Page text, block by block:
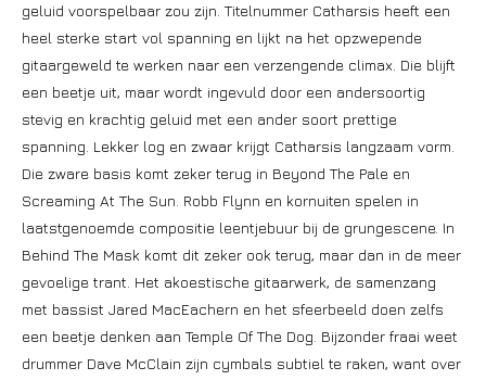
geluid voorspelbaar zou zijn. Titelnummer Catharsis heeft een
heel sterke start vol spanning en lijkt na het opzwepende
gitaargeweld te werken naar een verzengende climax. Die blijft
een beetje uit, maar wordt ingevuld door een andersoortig
stevig en krachtig geluid met een ander soort prettige
spanning. Lekker log en zwaar krijgt Catharsis langzaam vorm.
Die zware basis komt zeker terug in Beyond The Pale en
Screaming At The Sun. Robb Flynn en kornuiten spelen in
laatstgenoemde compositie leentjebuur bij de grungescene. In
Behind The Mask komt dit zeker ook terug, maar dan in de meer
gevoelige trant. Het akoestische gitaarwerk, de samenzang
met bassist Jared MacEachern en het sfeerbeeld doen zelfs
een beetje denken aan Temple Of The Dog. Bijzonder fraai weet
drummer Dave McClain zijn cymbals subtiel te raken, want over